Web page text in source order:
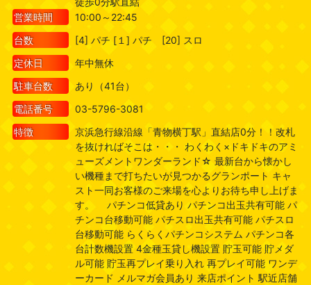
営業時間
10:00～22:45
台数
[4] パチ [１] パチ [20] スロ
定休日
年中無休
駐車台数
あり（41台）
電話番号
03-5796-3081
特徴
京浜急行線沿線「青物横丁駅」直結店0分！！改札
を抜ければそこは・・・ わくわく×ドキドキのアミ
ューズメントワンダーランド☆ 最新台から懐かし
い機種まで打ちたいが見つかるグランポート キャ
スト一同お客様のご来場を心よりお待ち申し上げま
す。 パチンコ低貸あり パチンコ出玉共有可能 パ
チンコ台移動可能 パチスロ出玉共有可能 パチスロ
台移動可能 らくらくパチンコシステム パチンコ各
台計数機設置 4金種玉貸し機設置 貯玉可能 貯メダ
ル可能 貯玉再プレイ乗り入れ 再プレイ可能 ワンデ
ーカード メルマガ会員あり 来店ポイント 駅近店舗